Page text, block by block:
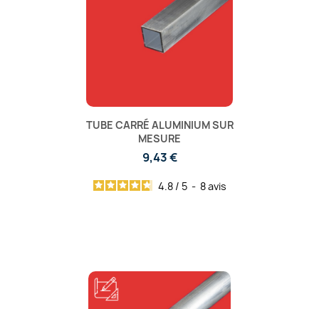
TUBE CARRÉ ALUMINIUM SUR
MESURE
9,43 €
4.8 / 5 - 8avis